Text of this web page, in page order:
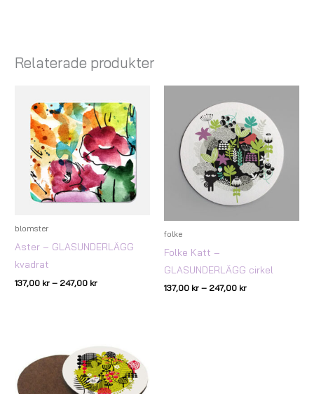
Relaterade produkter
blomster
Aster – GLASUNDERLÄGG
kvadrat
137,00 kr – 247,00 kr
137,00 kr
till
247,00 kr
folke
Folke Katt –
GLASUNDERLÄGG cirkel
137,00 kr – 247,00 kr
247,00 kr
till
247,00 kr